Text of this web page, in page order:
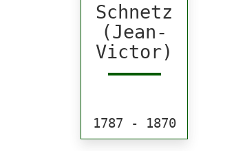
Schnetz
(Jean-
Victor)
1787 - 1870